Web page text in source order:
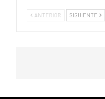
ANTERIOR SIGUIENTE